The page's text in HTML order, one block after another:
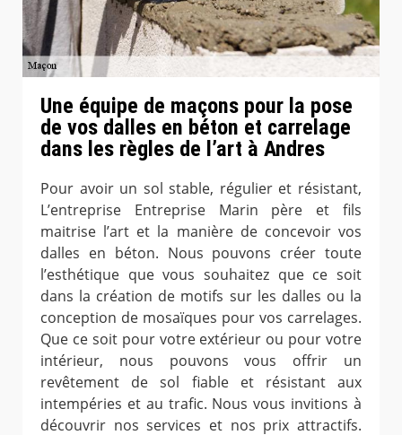
Une équipe de maçons pour la pose
de vos dalles en béton et carrelage
dans les règles de l’art à Andres
Pour avoir un sol stable, régulier et résistant,
L’entreprise Entreprise Marin père et fils
maitrise l’art et la manière de concevoir vos
dalles en béton. Nous pouvons créer toute
l’esthétique que vous souhaitez que ce soit
dans la création de motifs sur les dalles ou la
conception de mosaïques pour vos carrelages.
Que ce soit pour votre extérieur ou pour votre
intérieur, nous pouvons vous offrir un
revêtement de sol fiable et résistant aux
intempéries et au trafic. Nous vous invitions à
découvrir nos services et nos prix attractifs.